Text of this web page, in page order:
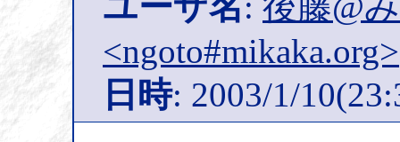
<ngoto#mikaka.org>
日時: 2003/1/